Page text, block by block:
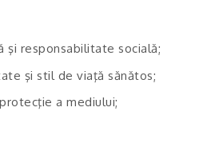
şi responsabilitate socială;
şi stil de viaţă sănătos;
a mediului;